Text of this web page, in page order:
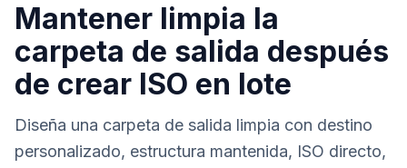
Mantener limpia la
carpeta de salida después
de crear ISO en lote
Diseña una carpeta de salida limpia con destino
personalizado, estructura mantenida, ISO directo,